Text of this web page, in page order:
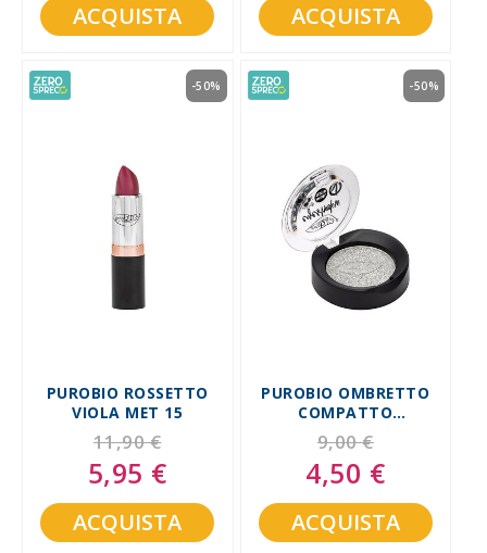
ACQUISTA ACQUISTA
PUROBIO ROSSETTO
VIOLA MET 15
11,90 €
-50%
Special
Price
5,95 €
ACQUISTA
PUROBIO OMBRETTO
COMPATTO
ARGENTO SHIMMER
PACK 23
9,00 €
-50%
Special
Price
4,50 €
ACQUISTA